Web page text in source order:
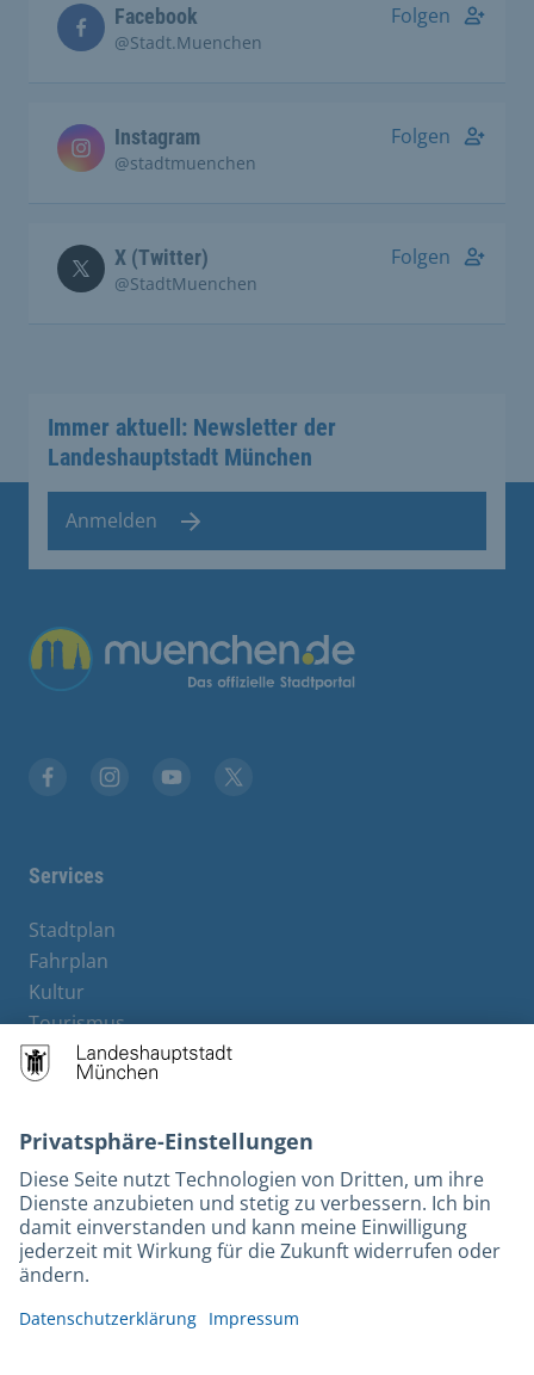
Facebook
@Stadt.Muenchen
Folgen
Instagram
@stadtmuenchen
Folgen
X (Twitter)
@StadtMuenchen
Folgen
Immer aktuell: Newsletter der
Landeshauptstadt München
Anmelden
Übergreifende Links
Services
Stadtplan
Fahrplan
Kultur
Tourismus
M-Strom
Bürgerservice
Rechtliches und Kontakt
Barrierefreiheit
Leichte Sprache
Gebärdensprache